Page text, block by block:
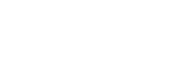
Museu, Observatório e Torre de Shacolas